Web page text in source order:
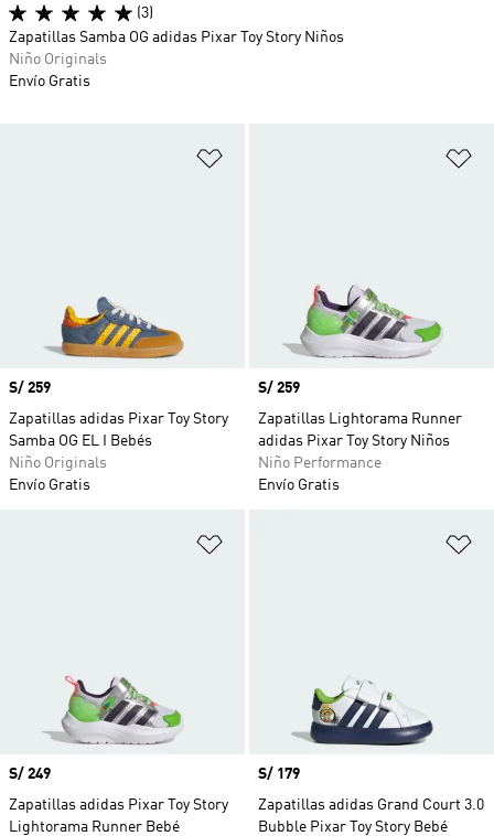
Precio
S/ 259
Zapatillas adidas Pixar Toy Story
Samba OG EL I Bebés
Niño Originals
Envío Gratis
Precio
S/ 259
Zapatillas Lightorama Runner
adidas Pixar Toy Story Niños
Niño Performance
Envío Gratis
Precio
S/ 249
Zapatillas adidas Pixar Toy Story
Lightorama Runner Bebé
Precio
S/ 179
Zapatillas adidas Grand Court 3.0
Bubble Pixar Toy Story Bebé
(3)
Zapatillas Samba OG adidas Pixar Toy Story Niños
Niño Originals
Envío Gratis